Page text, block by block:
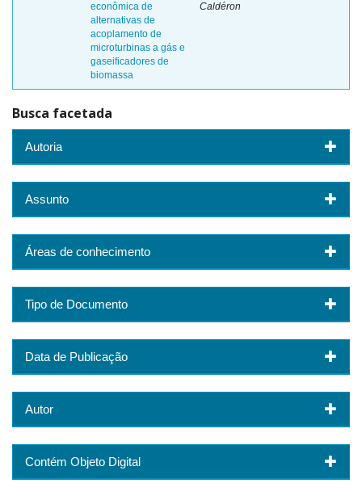
econômica de
alternativas de
acoplamento de
microturbinas a gás e
gaseificadores de
biomassa
Caldéron
Busca facetada
Autoria
Assunto
Áreas de conhecimento
Tipo de Documento
Data de Publicação
Autor
Contém Objeto Digital